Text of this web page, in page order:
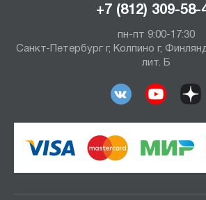
+7 (812) 309-58-
пн-пт 9:00-17:30
Санкт-Петербург г, Колпино г,
лит. Б